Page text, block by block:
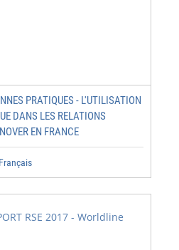
PRATIQUES - L'UTILISATION
DANS LES RELATIONS
EN FRANCE
Français